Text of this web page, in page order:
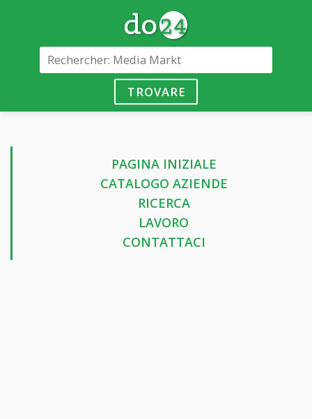
TROVARE
PAGINA INIZIALE
CATALOGO AZIENDE
RICERCA
LAVORO
CONTATTACI